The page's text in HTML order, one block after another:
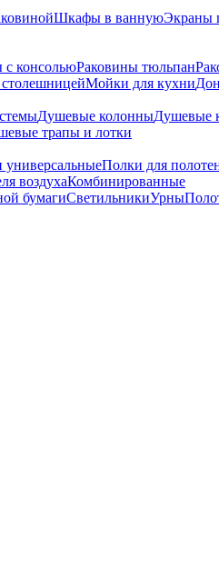
Шкафы в ваннуюЭкраны
с консольюРаковины тюльпан
Мойки для кухни
Душевые колонныДушевые
трапы и лотки
универсальныеПолки для
воздухаКомбинированные
бумагиСветильникиУрны